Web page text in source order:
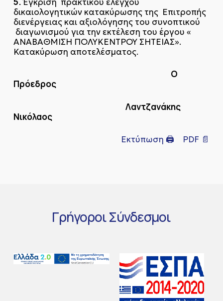
δικαιολογητικών κατακύρωσης της Επιτροπής
διενέργειας και αξιολόγησης του συνοπτικού
διαγωνισμού για την εκτέλεση του έργου «
ΑΝΑΒΑΘΜΙΣΗ ΠΟΛΥΚΕΝΤΡΟΥ ΣΗΤΕΙΑΣ».
Κατακύρωση αποτελέσματος.
Ο
Πρόεδρος
Λαντζανάκης
Νικόλαος
Εκτύπωση 🖨 PDF 📄
ΓρήγοροιΣύνδεσμοι